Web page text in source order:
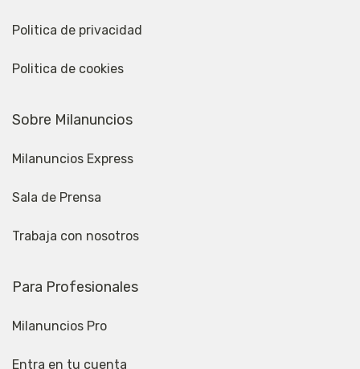
Politica de privacidad
Politica de cookies
Sobre Milanuncios
Milanuncios Express
Sala de Prensa
Trabaja con nosotros
Para Profesionales
Milanuncios Pro
Entra en tu cuenta